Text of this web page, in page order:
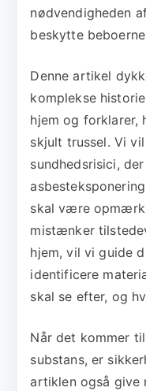
nødvendigheden
beskytte
Denne artikel
komplekse
hjem og forklarer,
skjult trussel. Vi
sundhedsrisici,
skal være
mistænker
hjem, vil vi guide
identificere
skal se efter, og
Når det kommer
substans, er
artiklen også give